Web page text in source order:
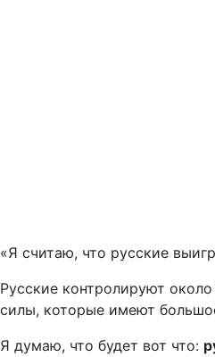
«Я считаю, что русские
Русские контролируют
силы, которые имеют
Я думаю, что будет вот что: